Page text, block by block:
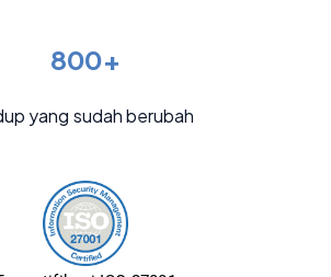
800+
yang sudah berubah